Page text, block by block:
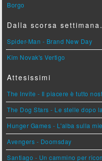
Borgo
Dalla scorsa
Spider-Man - Brand New Day
Kim Novak's Vertigo
Attesissimi
The Invite - Il piacere è tutto
The Dog Stars - Le stelle dopo
Hunger Games - L'alba sulla
Avengers - Doomsday
Santiago - Un cammino per